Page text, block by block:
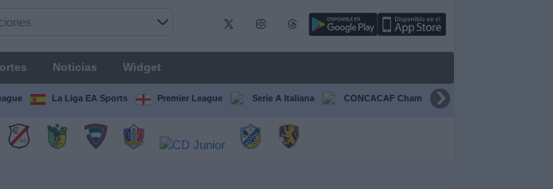
Noticias Widget
La Liga EA Sports Premier League Serie A Italiana CONCACAF Champions Cup